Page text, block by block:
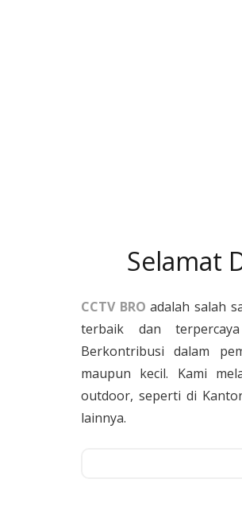
Selamat
CCTV BRO adalah salah
terbaik dan
Berkontribusi dalam
maupun kecil. Kami
outdoor, seperti di
lainnya.